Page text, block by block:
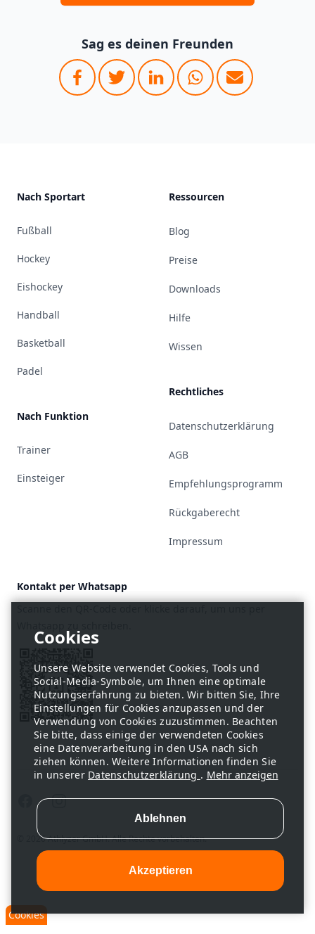
Unsere Website verwendet Cookies, Tools und
Social-Media-Symbole, um Ihnen eine optimale
Nutzungserfahrung zu bieten. Wir bitten Sie, Ihre
Einstellungen für Cookies anzupassen und der
Verwendung von Cookies zuzustimmen. Beachten
Sie bitte, dass einige der verwendeten Cookies
eine Datenverarbeitung in den USA nach sich
ziehen können. Weitere Informationen finden Sie
in unserer Datenschutzerklärung . Mehr anzeigen
Cookies
Sag es deinen Freunden
Nach Sportart
Fußball
Hockey
Eishockey
Handball
Basketball
Padel
Nach Funktion
Trainer
Einsteiger
Ressourcen
Blog
Preise
Downloads
Hilfe
Wissen
Rechtliches
Datenschutzerklärung
AGB
Empfehlungsprogramm
Rückgaberecht
Impressum
Kontakt per Whatsapp
FacebookInstagram
© 2026 Athlyzer GmbH. Alle Rechte vorbehalten.